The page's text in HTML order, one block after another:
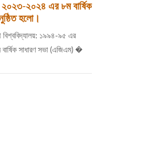
২০২৩-২০২৪ এর ৮ম বার্ষিক
হলো।
বিশ্ববিদ্যালয়: ১৯৯৪-৯৫ এর
সাধারণ সভা (এজিএম) �